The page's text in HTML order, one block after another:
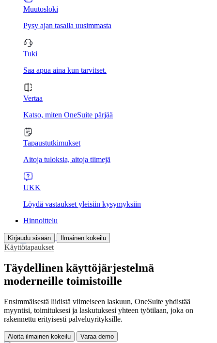
Muutosloki
Pysy ajan tasalla uusimmasta
Tuki
Saa apua aina kun tarvitset.
Vertaa
Katso, miten OneSuite pärjää
Tapaustutkimukset
Aitoja tuloksia, aitoja tiimejä
UKK
Löydä vastaukset yleisiin kysymyksiin
Hinnoittelu
Kirjaudu sisään Ilmainen kokeilu
Käyttötapaukset
Täydellinen käyttöjärjestelmä
moderneille toimistoille
Ensimmäisestä liidistä viimeiseen laskuun, OneSuite yhdistää
myyntisi, toimituksesi ja laskutuksesi yhteen työtilaan, joka on
rakennettu erityisesti palveluyrityksille.
Aloita ilmainen kokeilu Varaa demo